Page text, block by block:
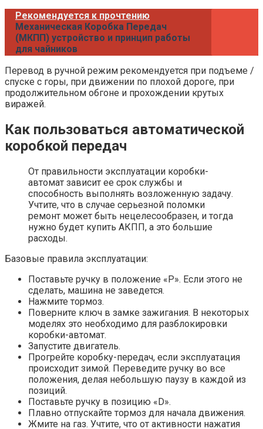
Рекомендуется к прочтению
Механическая Коробка Передач
(МКПП) устройство и принцип работы
для чайников
Перевод в ручной режим рекомендуется при подъеме /
спуске с горы, при движении по плохой дороге, при
продолжительном обгоне и прохождении крутых
виражей.
Как пользоваться автоматической
коробкой передач
От правильности эксплуатации коробки-
автомат зависит ее срок службы и
способность выполнять возложенную задачу.
Учтите, что в случае серьезной поломки
ремонт может быть нецелесообразен, и тогда
нужно будет купить АКПП, а это большие
расходы.
Базовые правила эксплуатации:
Поставьте ручку в положение «Р». Если этого не
сделать, машина не заведется.
Нажмите тормоз.
Поверните ключ в замке зажигания. В некоторых
моделях это необходимо для разблокировки
коробки-автомат.
Запустите двигатель.
Прогрейте коробку-передач, если эксплуатация
происходит зимой. Переведите ручку во все
положения, делая небольшую паузу в каждой из
позиций.
Поставьте ручку в позицию «D».
Плавно отпускайте тормоз для начала движения.
Жмите на газ. Учтите, что от активности нажатия